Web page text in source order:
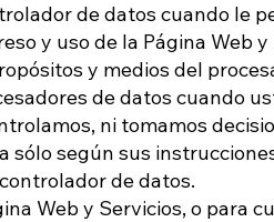
de datos cuando le
y uso de la Página Web
y medios del
de datos cuando
ni tomamos
sólo según sus
de datos.
Web y Servicios, o para